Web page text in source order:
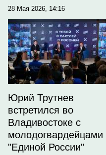
28 Мая 2026, 14:16
Юрий Трутнев
встретился во
Владивостоке с
молодогвардейцами
"Единой России"